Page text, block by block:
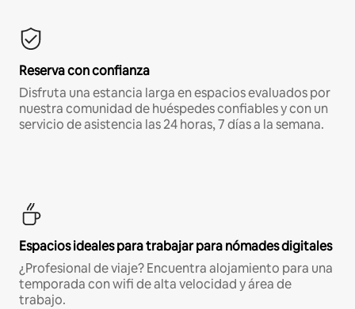
Reserva con confianza
Disfruta una estancia larga en espacios evaluados por
nuestra comunidad de huéspedes confiables y con un
servicio de asistencia las 24 horas, 7 días a la semana.
Espacios ideales para trabajar para nómades digitales
¿Profesional de viaje? Encuentra alojamiento para una
temporada con wifi de alta velocidad y área de
trabajo.